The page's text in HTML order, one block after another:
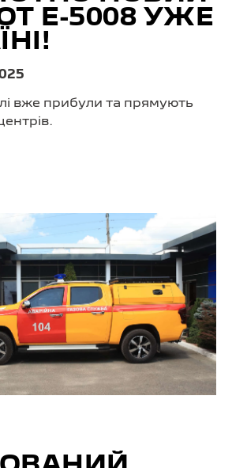
E-5008 УЖЕ
вже прибули та прямують